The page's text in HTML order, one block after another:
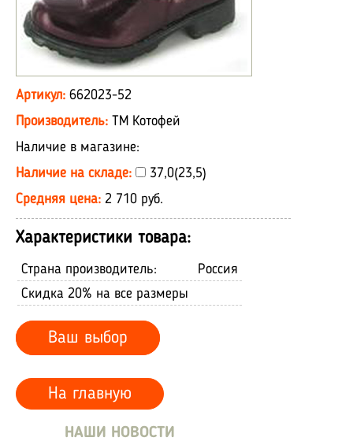
Артикул: 662023-52
Производитель: ТМ Котофей
Наличие в магазине:
Наличие на складе:
37,0(23,5)
Средняя цена: 2 710 руб.
Характеристики товара:
Страна производитель:
Россия
Скидка 20% на все размеры
Ваш выбор
На главную
НАШИ НОВОСТИ